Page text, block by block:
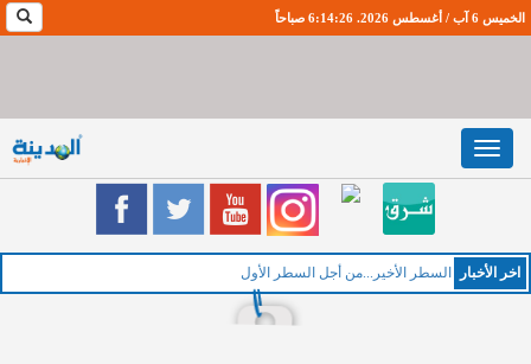
الخميس 6 آب / أغسطس 2026. 6:14:27 صباحاً
Toggle
navigation
اخر اﻷخبار السطر الأخير...من أجل السطر الأول